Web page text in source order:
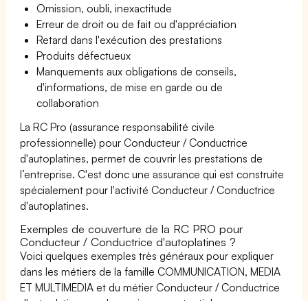
Omission, oubli, inexactitude
Erreur de droit ou de fait ou d'appréciation
Retard dans l'exécution des prestations
Produits défectueux
Manquements aux obligations de conseils,
d'informations, de mise en garde ou de
collaboration
La RC Pro (assurance responsabilité civile
professionnelle) pour Conducteur / Conductrice
d'autoplatines, permet de couvrir les prestations de
l’entreprise. C'est donc une assurance qui est construite
spécialement pour l'activité Conducteur / Conductrice
d'autoplatines.
Exemples de couverture de la RC PRO pour
Conducteur / Conductrice d'autoplatines ?
Voici quelques exemples très généraux pour expliquer
dans les métiers de la famille COMMUNICATION, MEDIA
ET MULTIMEDIA et du métier Conducteur / Conductrice